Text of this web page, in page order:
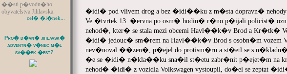
��sti p�vodn�ho
obyvatelstva Jihlavska.
cel� �l�nek...
Pro� d�vn� jihlavsk�
adventn� v�nec m�l
sv��ek �est?
�idi� pod vlivem drog a bez �idi��ku z m�sta dopravn� nehody
Ve �tvrtek 13. �ervna po osm� hodin� r�no p�ijali policist�
nehod�, kter� se stala mezi obcemi Havl��k�v Brod a Kr�tk�
�idi� jedouc� sm�rem na Havl��k�v Brod s osobn�m vozem
nev�noval ��zen�, p�ejel do protism�ru a st�etl se s
�e se �idi� n�kla��ku sna�il st�etu zabr�nit p�ejet�m na
nehod� �idi� z vozidla Volkswagen vystoupil, do�el se zeptat